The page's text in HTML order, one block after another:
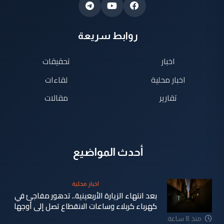
روابط سريعة
اخبار
اخبار محلية
تقارير
تحقيقات
لقاءات
مقالات
أحدث المواضيع
منذ 8 ساعة
اخبار محلية
بعد انتهاء الزيارة الأربعينية.. تدهور مفاجئ في
كهرباء كربلاء وساعات الانقطاع تصل إلى أوجها